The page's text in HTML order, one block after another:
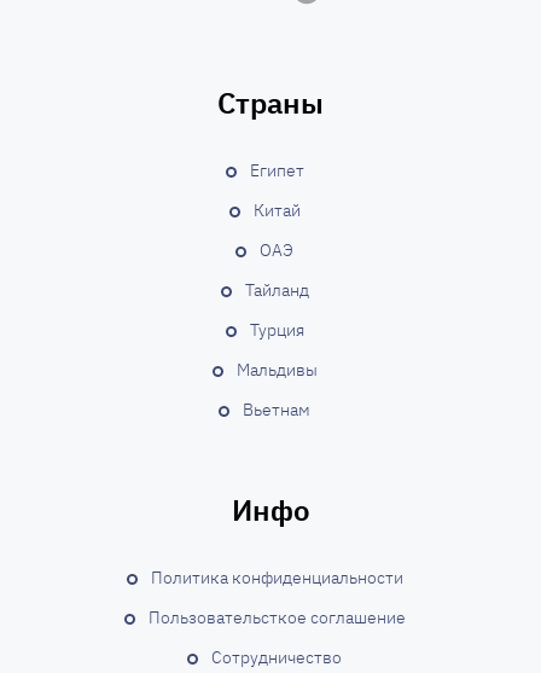
Страны
Египет
Китай
ОАЭ
Тайланд
Турция
Мальдивы
Вьетнам
Инфо
Политика конфиденциальности
Пользовательсткое соглашение
Сотрудничество